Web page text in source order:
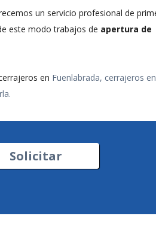
un servicio profesional de
este modo trabajos de apertura de
en Fuenlabrada, cerrajeros en
Solicitar